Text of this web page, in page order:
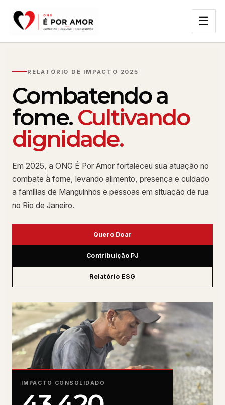
☰
RELATÓRIO DE IMPACTO 2025
Combatendo a
fome. Cultivando
dignidade.
Em 2025, a ONG É Por Amor fortaleceu sua atuação no
combate à fome, levando alimento, presença e cuidado
a famílias de Manguinhos e pessoas em situação de rua
no Rio de Janeiro.
Quero Doar
Contribuição PJ
Relatório ESG
IMPACTO CONSOLIDADO